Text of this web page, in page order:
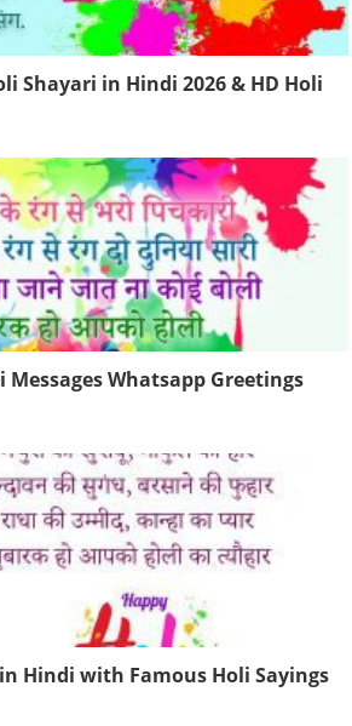
Shayari in Hindi 2026 & HD Holi
Whatsapp Greetings
Hindi with Famous Holi Sayings